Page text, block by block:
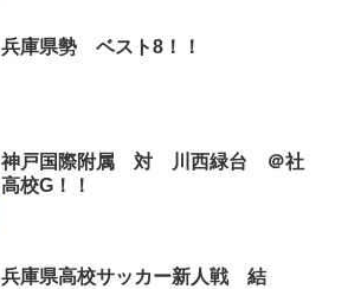
兵庫県勢 ベスト8！！
神戸国際附属 対 川西緑台 ＠社
高校G！！
兵庫県高校サッカー新人戦 結